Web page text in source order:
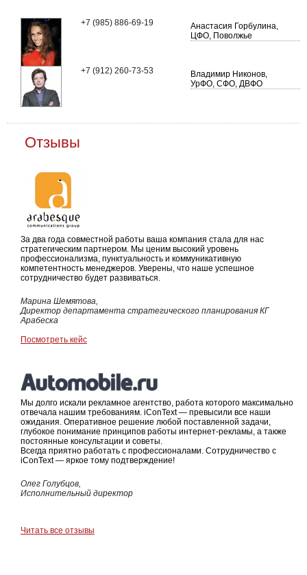
Анастасия Горбулина,
ЦФО, Поволжье
+7 (985) 886-69-19
Владимир Никонов,
УрФО, СФО, ДВФО
+7 (912) 260-73-53
Отзывы
За два года совместной работы ваша компания стала для нас
стратегическим партнером. Мы ценим высокий уровень
профессионализма, пунктуальность и коммуникативную
компетентность менеджеров. Уверены, что наше успешное
сотрудничество будет развиваться.
Марина Шемятова,
Директор департамента стратегического планирования КГ
Арабеска
Посмотреть кейс
Мы долго искали рекламное агентство, работа которого максимально
отвечала нашим требованиям. iConText — превысили все наши
ожидания. Оперативное решение любой поставленной задачи,
глубокое понимание принципов работы интернет-рекламы, а также
постоянные консультации и советы.
Всегда приятно работать с профессионалами. Сотрудничество с
iConText — яркое тому подтверждение!
Олег Голубцов,
Исполнительный директор
Читать все отзывы